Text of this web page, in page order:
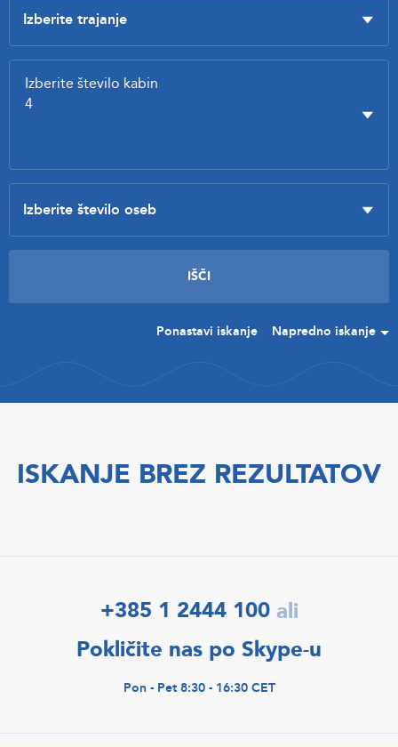
Ponastavi iskanje Napredno iskanje
ISKANJE BREZ REZULTATOV
+385 1 2444 100 ali
Pokličite nas po Skype-u
Pon - Pet 8:30 - 16:30 CET